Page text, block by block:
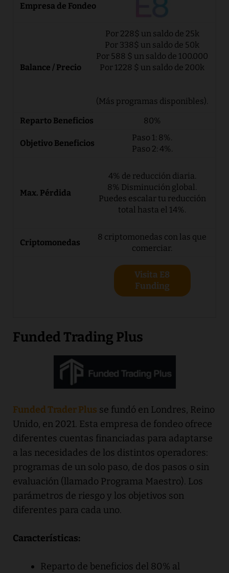
Por 228$ un saldo de 25k
Por 338$ un saldo de 50k
Por 588 $ un saldo de 100.000
Por 1228 $ un saldo de 200k
(Más programas disponibles).
80%
Paso 1: 8%.
Paso 2: 4%.
4% de reducción diaria.
8% Disminución global.
Puedes escalar tu reducción
total hasta el 14%.
8 criptomonedas con las que
comerciar.
Visita E8
Funding
Funded Trading Plus
Funded Trader Plus se fundó en Londres, Reino
Unido, en 2021. Esta empresa de fondeo ofrece
diferentes cuentas financiadas para adaptarse
a las necesidades de los distintos operadores:
programas de un solo paso, de dos pasos o sin
evaluación (llamado Programa Maestro). Los
parámetros de riesgo y los objetivos son
diferentes para cada uno.
Características:
Reparto de beneficios del 80% al